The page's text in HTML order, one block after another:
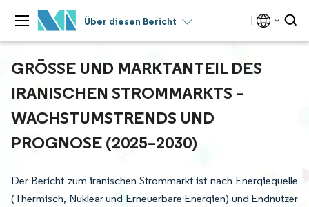
Über diesen Bericht
GRÖSSE UND MARKTANTEIL DES I
RANISCHEN STROMMARKTS – W
ACHSTUMSTRENDS UND P
ROGNOSE (2025–2030)
Der Bericht zum iranischen Strommarkt ist nach Energiequelle
(Thermisch, Nuklear und Erneuerbare Energien) und Endnutzer